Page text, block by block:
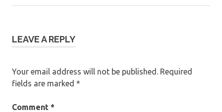
LEAVE A REPLY
Your email address will not be published. Required
fields are marked *
Comment *